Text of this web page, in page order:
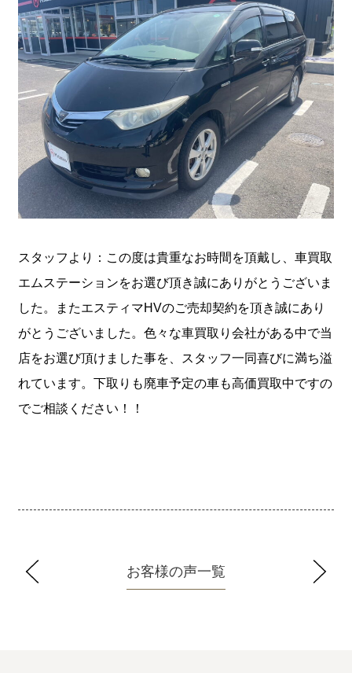
スタッフより：この度は貴重なお時間を頂戴し、車買取
エムステーションをお選び頂き誠にありがとうございま
した。またエスティマHVのご売却契約を頂き誠にあり
がとうございました。色々な車買取り会社がある中で当
店をお選び頂けました事を、スタッフ一同喜びに満ち溢
れています。下取りも廃車予定の車も高価買取中ですの
でご相談ください！！
お客様の声一覧